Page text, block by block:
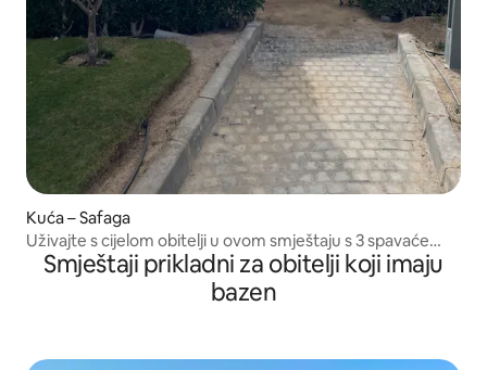
Kuća – Safaga
Uživajte s cijelom obitelji u ovom smještaju s 3 spavaće
sobe
Smještaji prikladni za obitelji koji imaju
bazen